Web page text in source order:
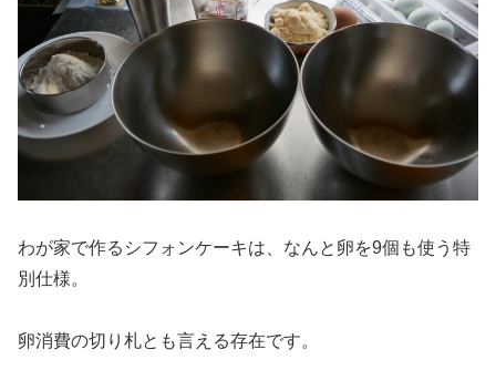
わが家で作るシフォンケーキは、なんと卵を9個も使う特
別仕様。
卵消費の切り札とも言える存在です。